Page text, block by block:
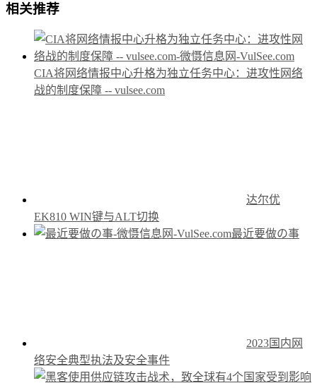
相关推荐
CIA将网络情报中心升格为独立任务中心：进攻性网络
战的制度保障 -- vulsee.com
达尔优
EK810 WIN键与ALT切换
最近要做の事
2023国内网
络安全典型执法及安全事件